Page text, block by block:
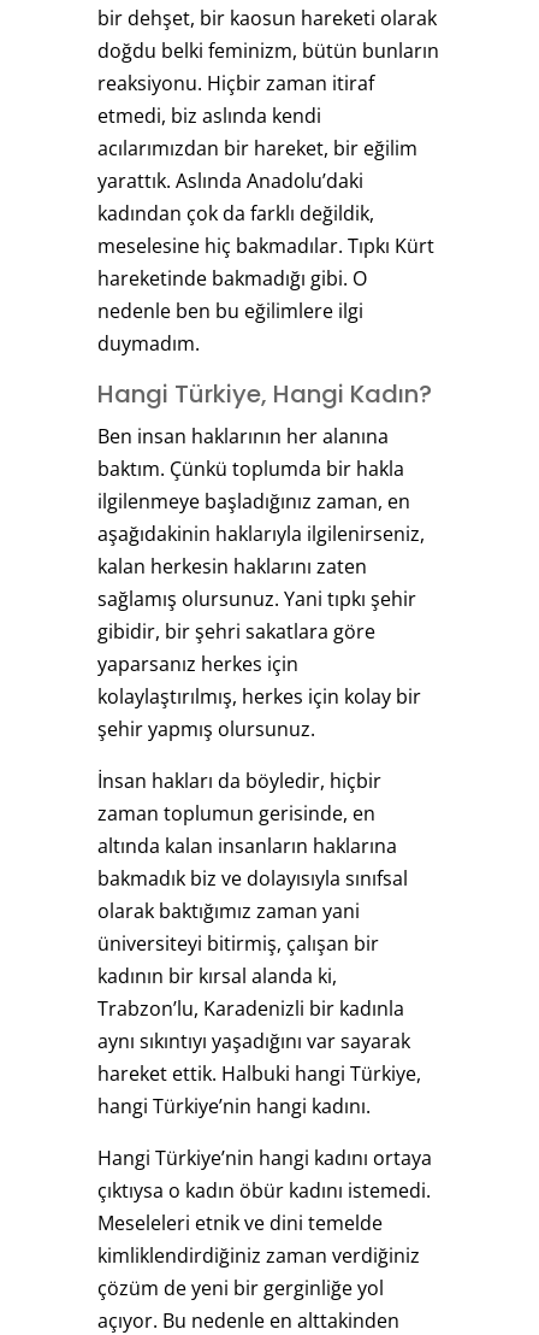
bir dehşet, bir kaosun hareketi olarak
doğdu belki feminizm, bütün bunların
reaksiyonu. Hiçbir zaman itiraf
etmedi, biz aslında kendi
acılarımızdan bir hareket, bir eğilim
yarattık. Aslında Anadolu’daki
kadından çok da farklı değildik,
meselesine hiç bakmadılar. Tıpkı Kürt
hareketinde bakmadığı gibi. O
nedenle ben bu eğilimlere ilgi
duymadım.
Hangi Türkiye, Hangi Kadın?
Ben insan haklarının her alanına
baktım. Çünkü toplumda bir hakla
ilgilenmeye başladığınız zaman, en
aşağıdakinin haklarıyla ilgilenirseniz,
kalan herkesin haklarını zaten
sağlamış olursunuz. Yani tıpkı şehir
gibidir, bir şehri sakatlara göre
yaparsanız herkes için
kolaylaştırılmış, herkes için kolay bir
şehir yapmış olursunuz.
İnsan hakları da böyledir, hiçbir
zaman toplumun gerisinde, en
altında kalan insanların haklarına
bakmadık biz ve dolayısıyla sınıfsal
olarak baktığımız zaman yani
üniversiteyi bitirmiş, çalışan bir
kadının bir kırsal alanda ki,
Trabzon’lu, Karadenizli bir kadınla
aynı sıkıntıyı yaşadığını var sayarak
hareket ettik. Halbuki hangi Türkiye,
hangi Türkiye’nin hangi kadını.
Hangi Türkiye’nin hangi kadını ortaya
çıktıysa o kadın öbür kadını istemedi.
Meseleleri etnik ve dini temelde
kimliklendirdiğiniz zaman verdiğiniz
çözüm de yeni bir gerginliğe yol
açıyor. Bu nedenle en alttakinden